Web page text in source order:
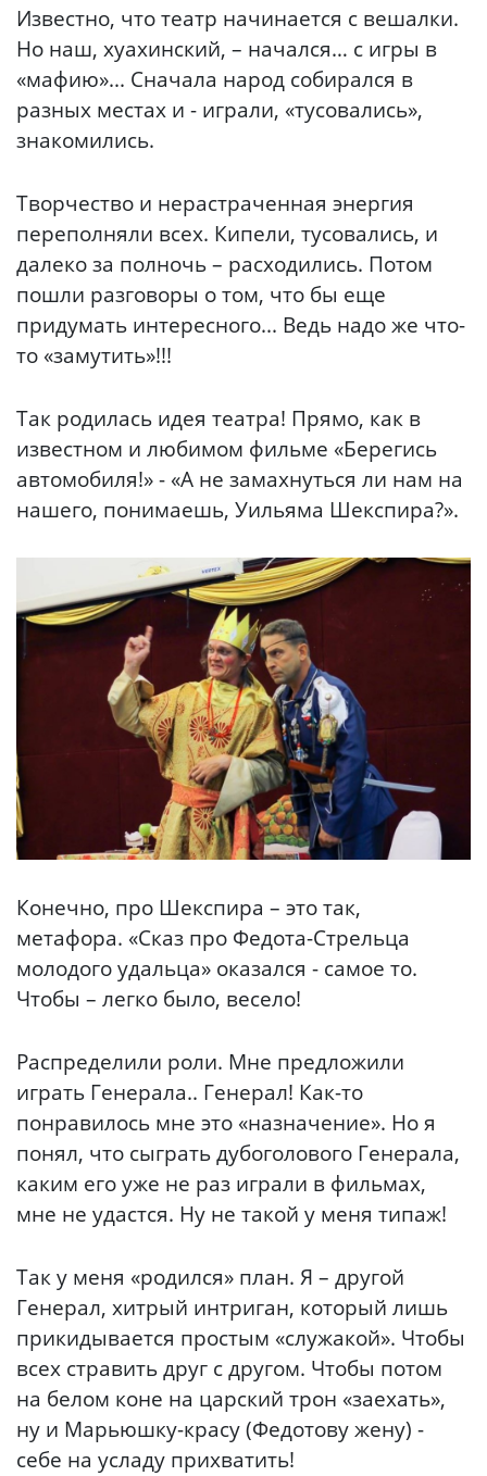
Известно, что театр начинается с вешалки.
Но наш, хуахинский, – начался… с игры в
«мафию»... Сначала народ собирался в
разных местах и - играли, «тусовались»,
знакомились.
Творчество и нерастраченная энергия
переполняли всех. Кипели, тусовались, и
далеко за полночь – расходились. Потом
пошли разговоры о том, что бы еще
придумать интересного... Ведь надо же что-
то «замутить»!!!
Так родилась идея театра! Прямо, как в
известном и любимом фильме «Берегись
автомобиля!» - «А не замахнуться ли нам на
нашего, понимаешь, Уильяма Шекспира?».
Конечно, про Шекспира – это так,
метафора. «Сказ про Федота-Стрельца
молодого удальца» оказался - самое то.
Чтобы – легко было, весело!
Распределили роли. Мне предложили
играть Генерала.. Генерал! Как-то
понравилось мне это «назначение». Но я
понял, что сыграть дубоголового Генерала,
каким его уже не раз играли в фильмах,
мне не удастся. Ну не такой у меня типаж!
Так у меня «родился» план. Я – другой
Генерал, хитрый интриган, который лишь
прикидывается простым «служакой». Чтобы
всех стравить друг с другом. Чтобы потом
на белом коне на царский трон «заехать»,
ну и Марьюшку-красу (Федотову жену) -
себе на усладу прихватить!